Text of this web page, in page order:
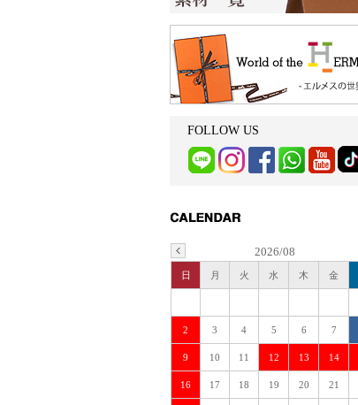
FOLLOW US
2026/08
日 月 火 水 木 金
2 3 4 5 6 7
9 10 11 12 13 14
16 17 18 19 20 21